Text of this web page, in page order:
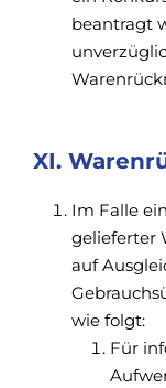
beantragt
XI.
Im Falle
gelieferter
auf
wie folgt:
Für